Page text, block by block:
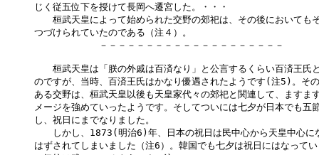
じく従五位下を授けて長岡へ遷宮した。・・・
桓武天皇によって始められた交野の郊祀は、その後においても
つづけられていたのである（注４）。
－－－－－－－－－－－－－－－－－－－－
桓武天皇は「朕の外戚は百済なり」と公言するくらい百済王氏
のですが、当時、百済王氏はかなり優遇されたようです(注5)。そ
ある交野は、桓武天皇以後も天皇家代々の郊祀と関連して、ますま
メージを強めていったようです。そしてついには七夕が日本でも五
し、祝日にまでなりました。
しかし、1873(明治6)年、日本の祝日は民中心から天皇中心に
はずされてしまいました（注6）。韓国でも七夕は祝日にはなって